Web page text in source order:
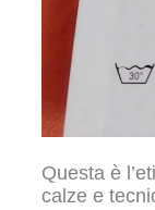
Questa è
calze e